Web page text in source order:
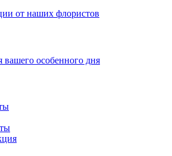
от наших флористов
вашего особенного дня